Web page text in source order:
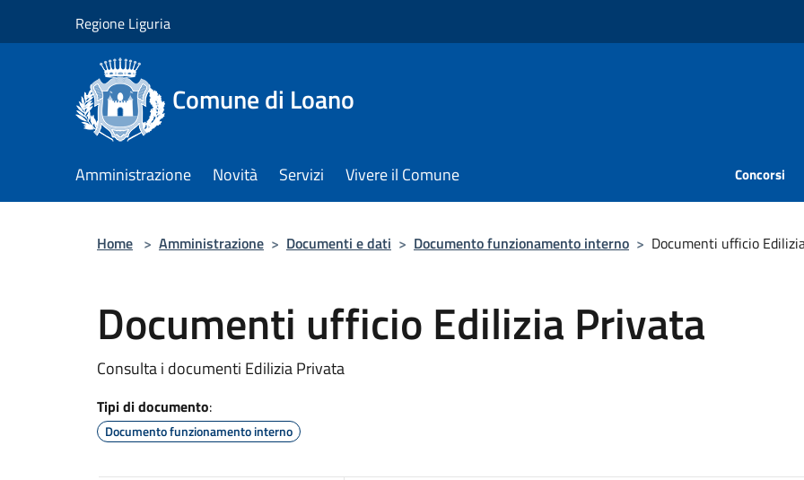
Regione Liguria
Comune di Loano
Amministrazione Novità Servizi Vivere il Comune Concorsi
Home > Amministrazione > Documenti e dati > Documento funzionamento interno > Documenti ufficio
Documenti ufficio Edilizia Privata
Consulta i documenti Edilizia Privata
Tipi di documento:
Documento funzionamento interno